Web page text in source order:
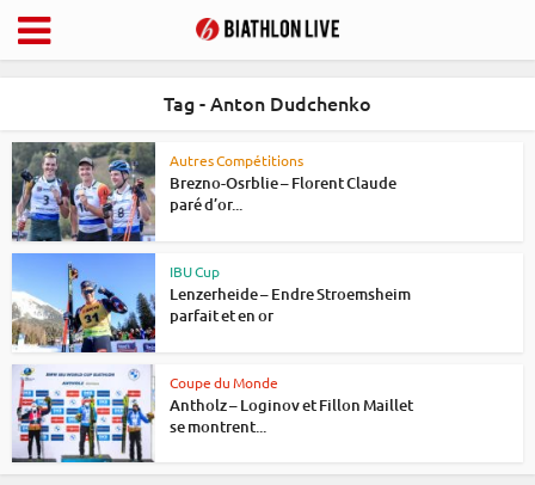
Tag - Anton Dudchenko
Autres Compétitions
Brezno-Osrblie – Florent Claude
paré d’or...
IBU Cup
Lenzerheide – Endre Stroemsheim
parfait et en or
Coupe du Monde
Antholz – Loginov et Fillon Maillet
se montrent...